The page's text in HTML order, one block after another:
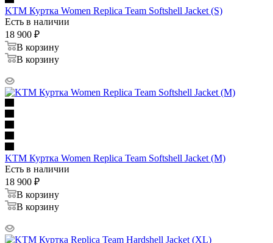
KTM Куртка Women Replica Team Softshell Jacket (S)
Есть в наличии
18 900 ₽
В корзину
В корзину
KTM Куртка Women Replica Team Softshell Jacket (M)
Есть в наличии
18 900 ₽
В корзину
В корзину